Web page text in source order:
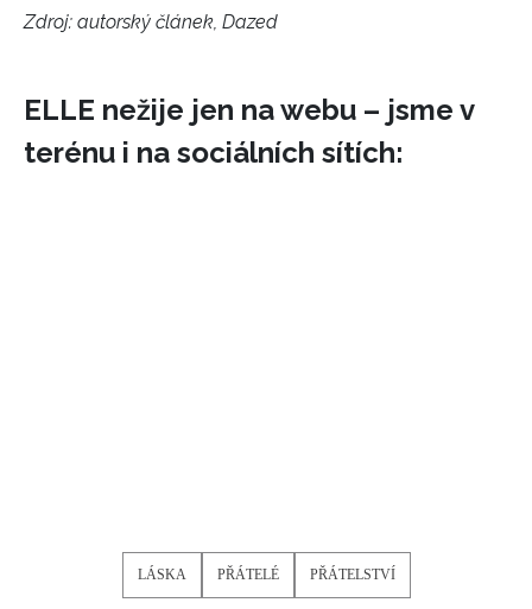
Zdroj: autorský článek, Dazed
ELLE nežije jen na webu – jsme v
terénu i na sociálních sítích:
LÁSKA PŘÁTELÉ PŘÁTELSTVÍ